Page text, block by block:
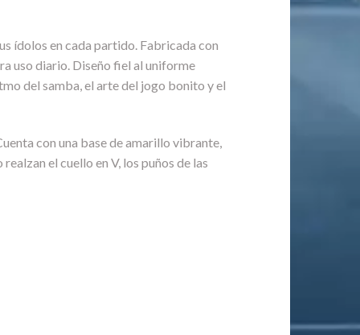
ídolos en cada partido. Fabricada con
uso diario. Diseño fiel al uniforme
del samba, el arte del jogo bonito y el
con una base de amarillo vibrante,
el cuello en V, los puños de las